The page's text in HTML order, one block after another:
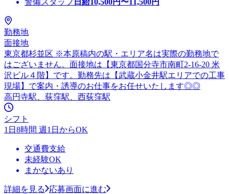
勤務地
面接地
東京都杉並区 ※本原稿内の駅・エリア名は実際の勤務地で
はございません。面接地は【東京都国分寺市南町2-16-20 米
沢ビル４階】です。勤務先は【武蔵小金井駅エリアでの工事
現場】で案内・誘導のお仕事をお任せいたします◎◎
高円寺駅、荻窪駅、西荻窪駅
シフト
1日8時間 週1日からOK
交通費支給
未経験OK
まかないあり
詳細を見る 応募画面に進む